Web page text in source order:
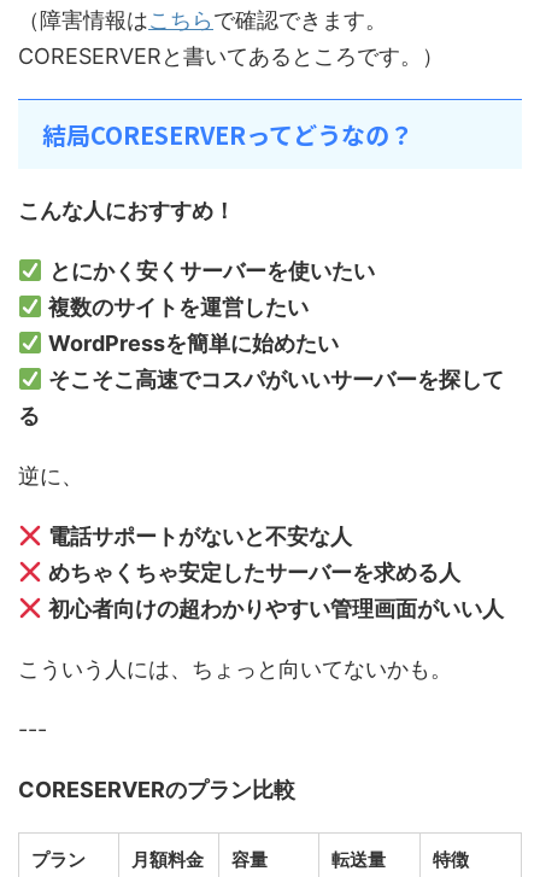
（障害情報はこちらで確認できます。
CORESERVERと書いてあるところです。）
結局CORESERVERってどうなの？
こんな人におすすめ！
とにかく安くサーバーを使いたい
複数のサイトを運営したい
WordPressを簡単に始めたい
そこそこ高速でコスパがいいサーバーを探して
る
逆に、
電話サポートがないと不安な人
めちゃくちゃ安定したサーバーを求める人
初心者向けの超わかりやすい管理画面がいい人
こういう人には、ちょっと向いてないかも。
---
CORESERVERのプラン比較
プラン
月額料金
容量 転送量 特徴